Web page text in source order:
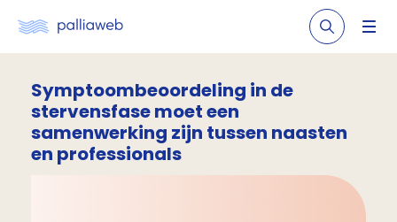
Symptoombeoordeling in de
stervensfase moet een
samenwerking zijn tussen naasten
en professionals